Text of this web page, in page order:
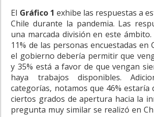
El Gráfico 1 exhibe las respuestas a
Chile durante la pandemia. Las
una marcada división en este
11% de las personas encuestadas en
el gobierno debería permitir que
y 35% está a favor de que vengan
haya trabajos disponibles.
categorías, notamos que 46% estaría
ciertos grados de apertura hacia la
pregunta muy similar se realizó en